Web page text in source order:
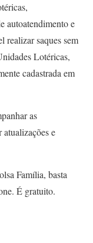
autoatendimento e
saques sem
Lotéricas,
cadastrada em
as
atualizações e
Família, basta
É gratuito.